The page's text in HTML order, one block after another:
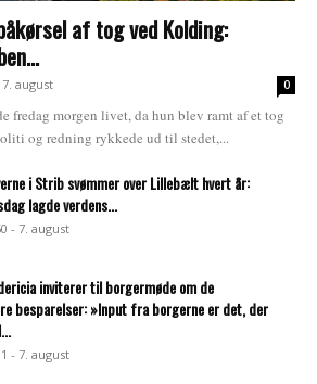
af tog ved Kolding:
7. august 0
fredag morgen livet, da hun blev ramt af et tog
og redning rykkede ud til stedet,...
i Strib svømmer over Lillebælt hvert år:
lagde verdens...
- 7. august
inviterer til borgermøde om de
besparelser: »Input fra borgerne er det, der
- 7. august